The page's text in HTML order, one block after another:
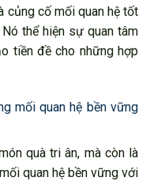
củng cố mối quan hệ tốt
thể hiện sự quan tâm
tiền đề cho những hợp
mối quan hệ bền vững
quà tri ân, mà còn là
quan hệ bền vững với